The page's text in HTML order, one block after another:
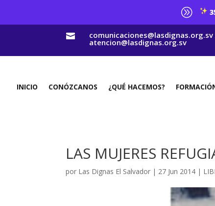
A
 comunicaciones@lasdignas.org.sv
atencion@lasdignas.org.sv
INICIO CONÓZCANOS ¿QUÉ HACEMOS?
LAS MUJERES
por Las Dignas El Salvador | 27 Jun 2014 |